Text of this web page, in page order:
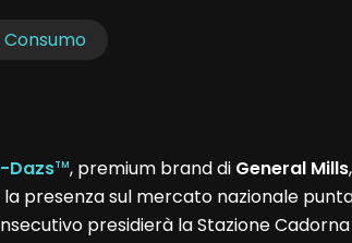
Consumo
DazsTM, premium brand di General Mills
presenza sul mercato nazionale
presidierà la Stazione